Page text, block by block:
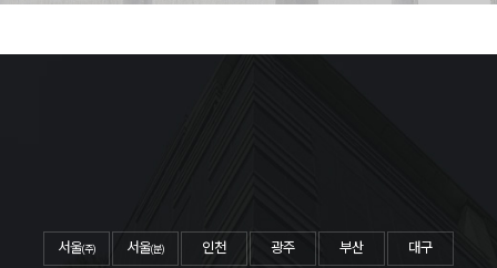
서울(주) 서울(분) 인천 광주 부산 대구